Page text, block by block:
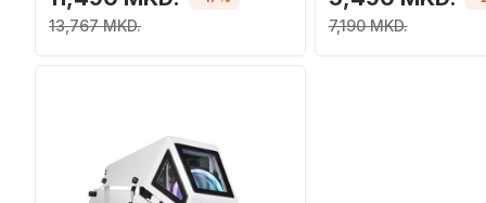
13,767 MKD. 7,190 MKD.